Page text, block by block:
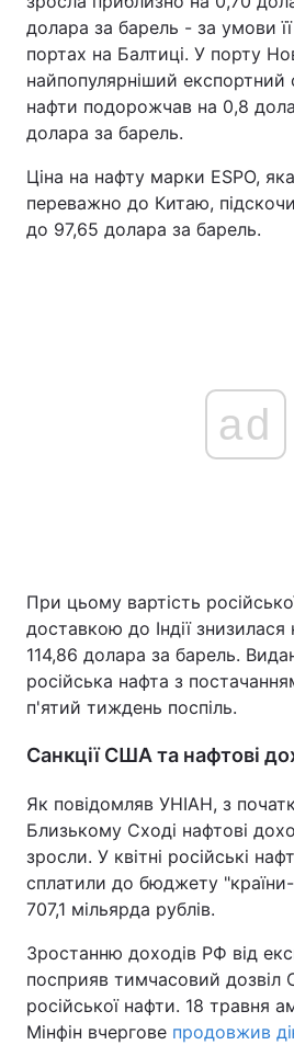
долара за барель - за умови
портах на Балтиці. У порту
найпопулярніший експортний
нафти подорожчав на 0,8
долара за барель.
Ціна на нафту марки ESPO,
переважно до Китаю,
до 97,65 долара за барель.
ad
При цьому вартість
доставкою до Індії
114,86 долара за барель.
російська нафта з
п'ятий тиждень поспіль.
Санкції США та нафтові
Як повідомляв УНІАН, з
Близькому Сході нафтові
зросли. У квітні російські
сплатили до бюджету
707,1 мільярда рублів.
Зростанню доходів РФ від
посприяв тимчасовий
російської нафти. 18 травня
Мінфін вчергове продовжив